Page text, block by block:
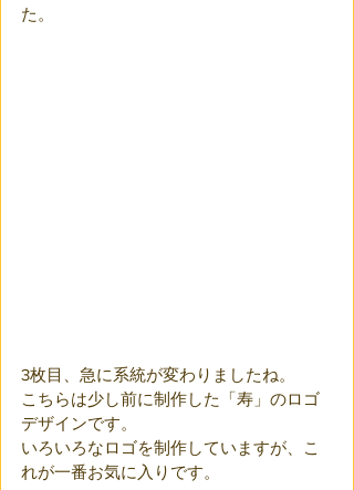
た。
3枚目、急に系統が変わりましたね。
こちらは少し前に制作した「寿」のロゴ
デザインです。
いろいろなロゴを制作していますが、こ
れが一番お気に入りです。